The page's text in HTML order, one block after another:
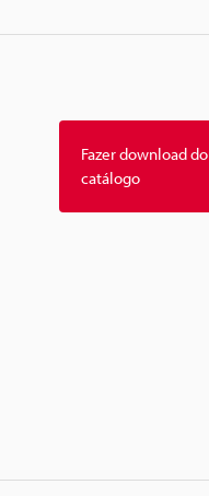
Fazer download do
catálogo